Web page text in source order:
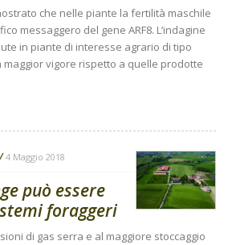
che nelle piante la fertilità maschile
messaggero del gene ARF8. L’indagine
in piante di interesse agrario di tipo
vigore rispetto a quelle prodotte
4 Maggio 2018
può essere
foraggeri
di gas serra e al maggiore stoccaggio